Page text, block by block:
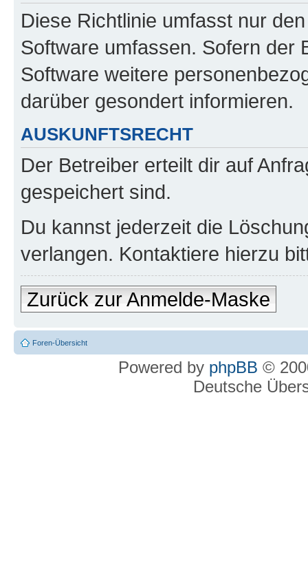
Diese Richtlinie umfasst nur
Software umfassen. Sofern der
Software weitere
darüber gesondert informieren.
AUSKUNFTSRECHT
Der Betreiber erteilt dir auf
gespeichert sind.
Du kannst jederzeit die
verlangen. Kontaktiere hierzu
Zurück zur Anmelde-Maske
Foren-Übersicht
Powered by phpBB ©
Deutsche